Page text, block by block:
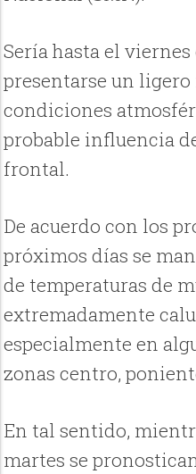
Sería hasta el
presentarse un
condiciones
probable influencia
frontal.
De acuerdo con los
próximos días se
de temperaturas de
extremadamente
especialmente en
zonas centro,
En tal sentido,
martes se